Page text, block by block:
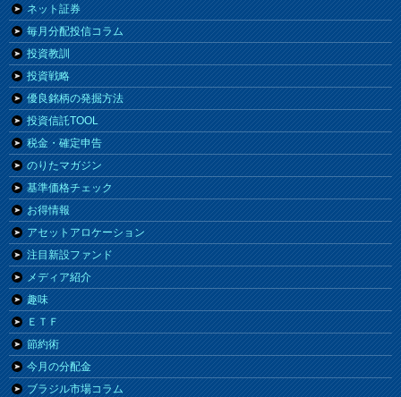
ネット証券
毎月分配投信コラム
投資教訓
投資戦略
優良銘柄の発掘方法
投資信託TOOL
税金・確定申告
のりたマガジン
基準価格チェック
お得情報
アセットアロケーション
注目新設ファンド
メディア紹介
趣味
ＥＴＦ
節約術
今月の分配金
ブラジル市場コラム